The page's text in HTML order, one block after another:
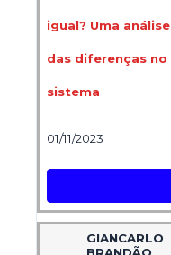
igual? Uma análise
das diferenças no
sistema
01/11/2023
GIANCARLO